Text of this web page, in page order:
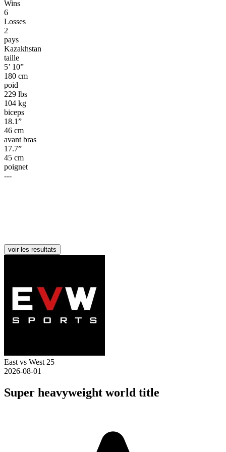
Wins
6
Losses
2
pays
Kazakhstan
taille
5’ 10”
180 cm
poid
229 lbs
104 kg
biceps
18.1”
46 cm
avant bras
17.7”
45 cm
poignet
---
voir les resultats
East vs West 25
2026-08-01
Super heavyweight world title